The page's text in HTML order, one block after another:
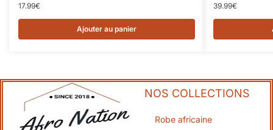
17.99€
Ajouter au panier
39.99€
NOS COLLECTIONS
Robe africaine